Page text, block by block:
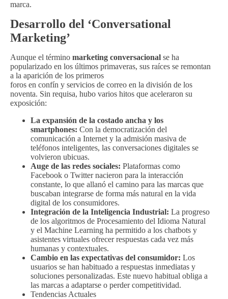
marca.
Desarrollo del ‘Conversational
Marketing’
Aunque el término marketing conversacional se ha
popularizado en los últimos primaveras, sus raíces se remontan
a la aparición de los primeros
foros en confín y servicios de correo en la división de los
noventa. Sin requisa, hubo varios hitos que aceleraron su
exposición:
La expansión de la costado ancha y los
smartphones: Con la democratización del
comunicación a Internet y la admisión masiva de
teléfonos inteligentes, las conversaciones digitales se
volvieron ubicuas.
Auge de las redes sociales: Plataformas como
Facebook o Twitter nacieron para la interacción
constante, lo que allanó el camino para las marcas que
buscaban integrarse de forma más natural en la vida
digital de los consumidores.
Integración de la Inteligencia Industrial: La progreso
de los algoritmos de Procesamiento del Idioma Natural
y el Machine Learning ha permitido a los chatbots y
asistentes virtuales ofrecer respuestas cada vez más
humanas y contextuales.
Cambio en las expectativas del consumidor: Los
usuarios se han habituado a respuestas inmediatas y
soluciones personalizadas. Este nuevo habitual obliga a
las marcas a adaptarse o perder competitividad.
Tendencias Actuales